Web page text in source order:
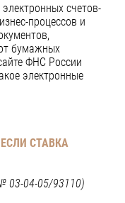
счетов-
процессов и
бумажных
ФНС России
электронные
СТАВКА
03-04-05/93110)